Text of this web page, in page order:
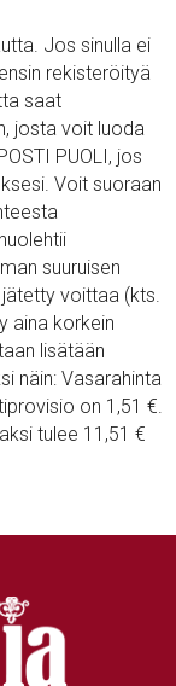
Jos sinulla ei
rekisteröityä
saat
josta voit luoda
PUOLI, jos
Voit suoraan
suuruisen
voittaa (kts.
aina korkein
lisätään
näin: Vasarahinta
on 1,51 €.
tulee 11,51 €